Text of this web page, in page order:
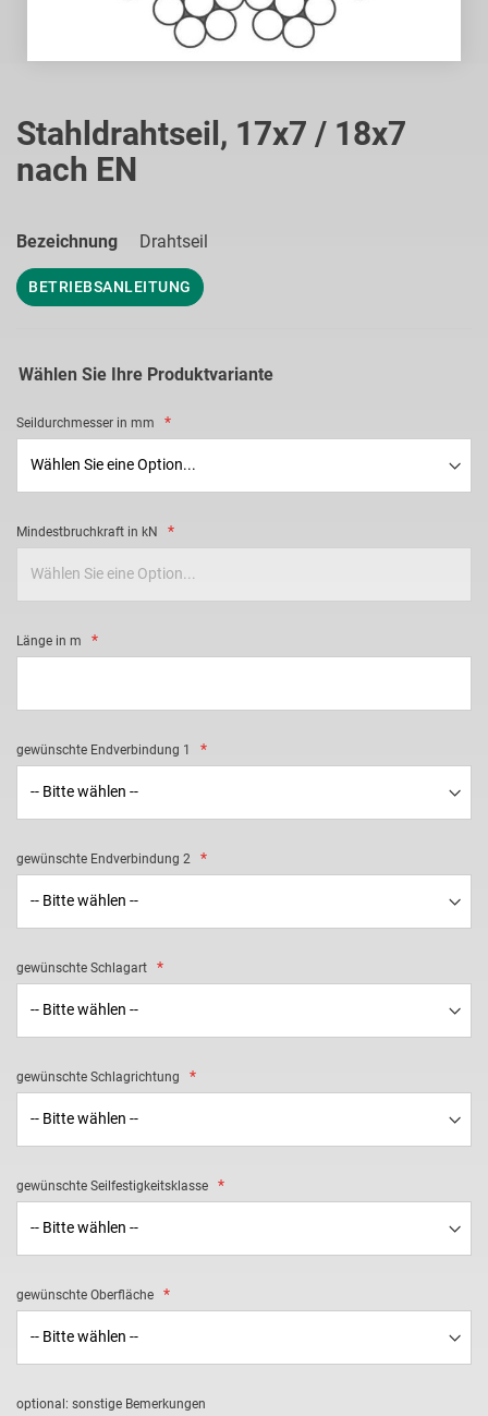
Stahldrahtseil, 17x7 / 18x7
nach EN
Bezeichnung Drahtseil
BETRIEBSANLEITUNG
Wählen Sie Ihre Produktvariante
Seildurchmesser in mm
Mindestbruchkraft in kN
Länge in m
gewünschte Endverbindung 1
gewünschte Endverbindung 2
gewünschte Schlagart
gewünschte Schlagrichtung
gewünschte Seilfestigkeitsklasse
gewünschte Oberfläche
optional: sonstige Bemerkungen
Anfang
der
Bildgalerie